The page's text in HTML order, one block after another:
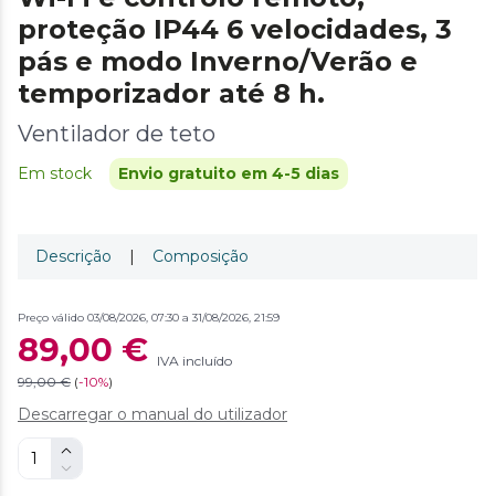
proteção IP44 6 velocidades, 3
pás e modo Inverno/Verão e
temporizador até 8 h.
Ventilador de teto
Em stock Envio gratuito em 4-5 dias
Descrição | Composição
Preço válido 03/08/2026, 07:30 a 31/08/2026, 21:59
89,00 € IVA incluído
99,00 € (-10%)
Descarregar o manual do utilizador